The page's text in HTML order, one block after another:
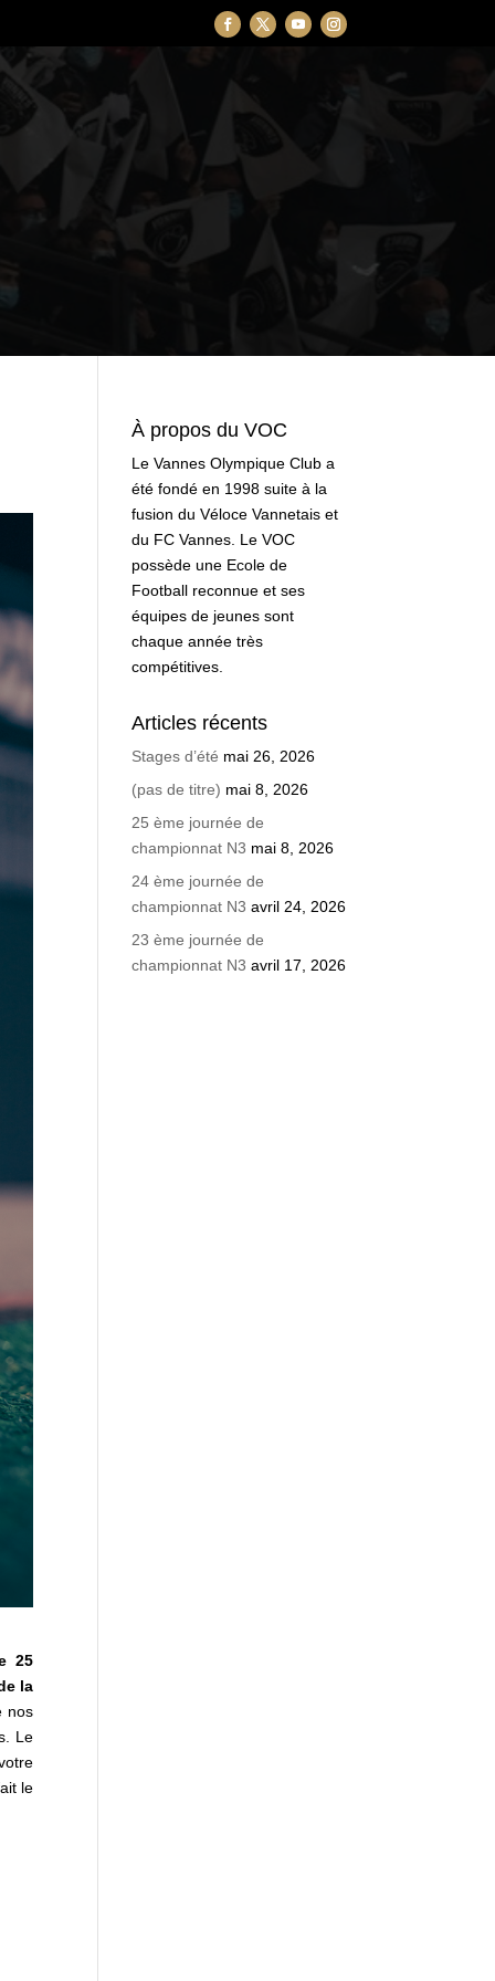
25
la
nos
Le
le
À propos du VOC
Le Vannes Olympique Club a
été fondé en 1998 suite à la
fusion du Véloce Vannetais et
du FC Vannes. Le VOC
possède une Ecole de
Football reconnue et ses
équipes de jeunes sont
chaque année très
compétitives.
Articles récents
Stages d’été mai 26, 2026
(pas de titre) mai 8, 2026
25 ème journée de
championnat N3 mai 8, 2026
24 ème journée de
championnat N3 avril 24, 2026
23 ème journée de
championnat N3 avril 17, 2026